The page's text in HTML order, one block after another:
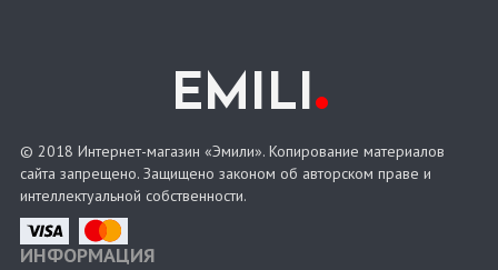
EMILI.
© 2018 Интернет-магазин «Эмили». Копирование материалов
сайта запрещено. Защищено законом об авторском праве и
интеллектуальной собственности.
ИНФОРМАЦИЯ